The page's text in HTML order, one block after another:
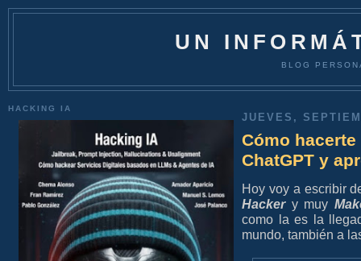
UN
BLOG
HACKING IA
JUEVES,
Cómo
ChatGPT y
Hoy voy a escribir
Hackery muy
como la es la
mundo, también a